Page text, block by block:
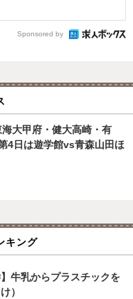
Sponsored by
海大甲府・健大高崎・有
4日は遊学館vs青森山田ほ
キング
】牛乳からプラスチックを
）